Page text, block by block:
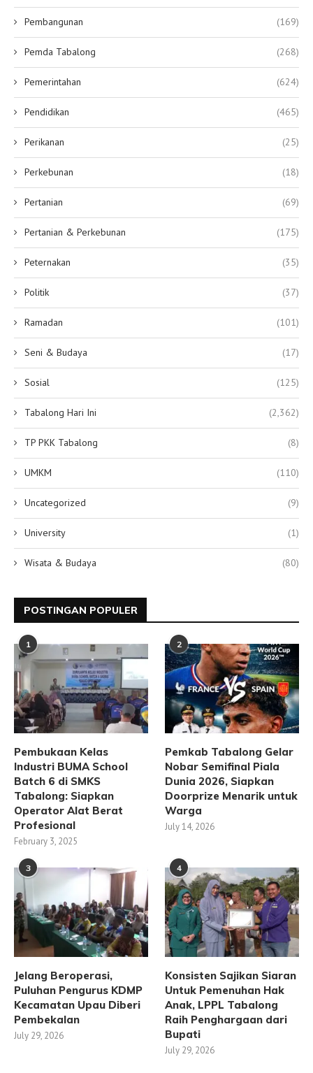
Pembangunan (169)
Pemda Tabalong (268)
Pemerintahan (624)
Pendidikan (465)
Perikanan (25)
Perkebunan (18)
Pertanian (69)
Pertanian & Perkebunan (175)
Peternakan (35)
Politik (37)
Ramadan (101)
Seni & Budaya (17)
Sosial (125)
Tabalong Hari Ini (2,362)
TP PKK Tabalong (8)
UMKM (110)
Uncategorized (9)
University (1)
Wisata & Budaya (80)
POSTINGAN POPULER
1
Pembukaan Kelas
Industri BUMA School
Batch 6 di SMKS
Tabalong: Siapkan
Operator Alat Berat
Profesional
February 3, 2025
2
Pemkab Tabalong Gelar
Nobar Semifinal Piala
Dunia 2026, Siapkan
Doorprize Menarik untuk
Warga
July 14, 2026
3
Jelang Beroperasi,
Puluhan Pengurus KDMP
Kecamatan Upau Diberi
Pembekalan
July 29, 2026
4
Konsisten Sajikan Siaran
Untuk Pemenuhan Hak
Anak, LPPL Tabalong
Raih Penghargaan dari
Bupati
July 29, 2026